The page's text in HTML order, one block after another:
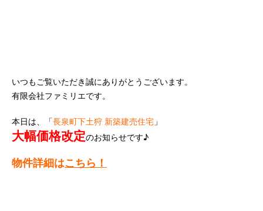
いつもご覧いただき誠にありがとうございます。
有限会社ファミリエです。
本日は、「長泉町下土狩 新築建売住宅 」
大幅価格改定のお知らせです♪
物件詳細はこちら！